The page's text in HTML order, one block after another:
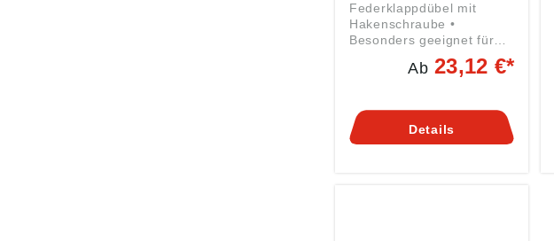
Federklappdübel mit
Hakenschraube •
Besonders geeignet für
abgehängten Decken,
Bereich der
Leichtbauweise •
Ab23,12 €*
Details